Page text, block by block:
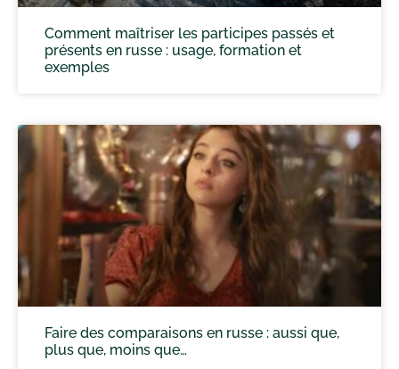
Comment maîtriser les participes passés et
présents en russe : usage, formation et
exemples
Faire des comparaisons en russe : aussi que,
plus que, moins que…